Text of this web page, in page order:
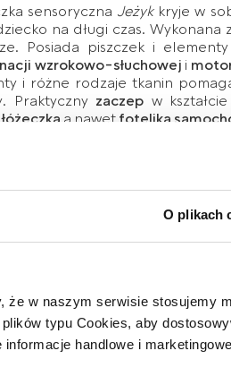
O plikach
że w naszym serwisie stosujemy
typu Cookies, aby
handlowe i
sensoryczna Jeżykkryje w
na długi czas.
Posiada piszczek i
wzrokowo-słuchowej i
i różne rodzaje tkanin
Praktyczny zaczep w
a nawetfotelika
Zabawkę utrzymuj w
Sprawdź jakość produktu
wymień na nową. Usuń
dziecku. Aby uniknąć ryzyka